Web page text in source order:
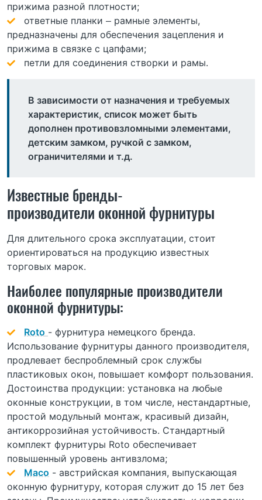
прижима разной плотности;
ответные планки – рамные элементы,
предназначены для обеспечения зацепления и
прижима в связке с цапфами;
петли для соединения створки и рамы.
В зависимости от назначения и требуемых
характеристик, список может быть
дополнен противовзломными элементами,
детским замком, ручкой с замком,
ограничителями и т.д.
Известные бренды-
производители оконной фурнитуры
Для длительного срока эксплуатации, стоит
ориентироваться на продукцию известных
торговых марок.
Наиболее популярные производители
оконной фурнитуры:
Roto - фурнитура немецкого бренда.
Использование фурнитуры данного производителя,
продлевает беспроблемный срок службы
пластиковых окон, повышает комфорт пользования.
Достоинства продукции: установка на любые
оконные конструкции, в том числе, нестандартные,
простой модульный монтаж, красивый дизайн,
антикоррозийная устойчивость. Стандартный
комплект фурнитуры Roto обеспечивает
повышенный уровень антивзлома;
Maco - австрийская компания, выпускающая
оконную фурнитуру, которая служит до 15 лет без